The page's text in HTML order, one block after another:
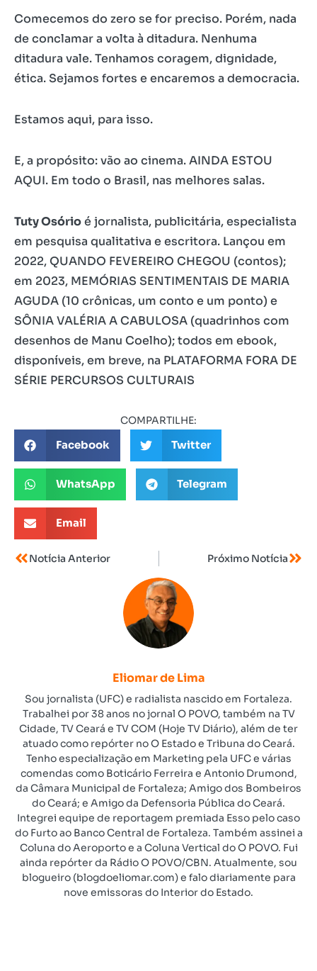
Comecemos do zero se for preciso. Porém, nada
de conclamar a volta à ditadura. Nenhuma
ditadura vale. Tenhamos coragem, dignidade,
ética. Sejamos fortes e encaremos a democracia.
Estamos aqui, para isso.
E, a propósito: vão ao cinema. AINDA ESTOU
AQUI. Em todo o Brasil, nas melhores salas.
Tuty Osórioé jornalista, publicitária, especialista
em pesquisa qualitativa e escritora. Lançou em
2022, QUANDO FEVEREIRO CHEGOU (contos);
em 2023, MEMÓRIAS SENTIMENTAIS DE MARIA
AGUDA (10 crônicas, um conto e um ponto) e
SÔNIA VALÉRIA A CABULOSA (quadrinhos com
desenhos de Manu Coelho); todos em ebook,
disponíveis, em breve, na PLATAFORMA FORA DE
SÉRIE PERCURSOS CULTURAIS
COMPARTILHE:
Facebook Twitter
WhatsApp Telegram
Email
Notícia Anterior Próximo Notícia
Eliomar de Lima
Sou jornalista (UFC) e radialista nascido em Fortaleza.
Trabalhei por 38 anos no jornal O POVO, também na TV
Cidade, TV Ceará e TV COM (Hoje TV Diário), além de ter
atuado como repórter no O Estado e Tribuna do Ceará.
Tenho especialização em Marketing pela UFC e várias
comendas como Boticário Ferreira e Antonio Drumond,
da Câmara Municipal de Fortaleza; Amigo dos Bombeiros
do Ceará; e Amigo da Defensoria Pública do Ceará.
Integrei equipe de reportagem premiada Esso pelo caso
do Furto ao Banco Central de Fortaleza. Também assinei a
Coluna do Aeroporto e a Coluna Vertical do O POVO. Fui
ainda repórter da Rádio O POVO/CBN. Atualmente, sou
blogueiro (blogdoeliomar.com) e falo diariamente para
nove emissoras do Interior do Estado.